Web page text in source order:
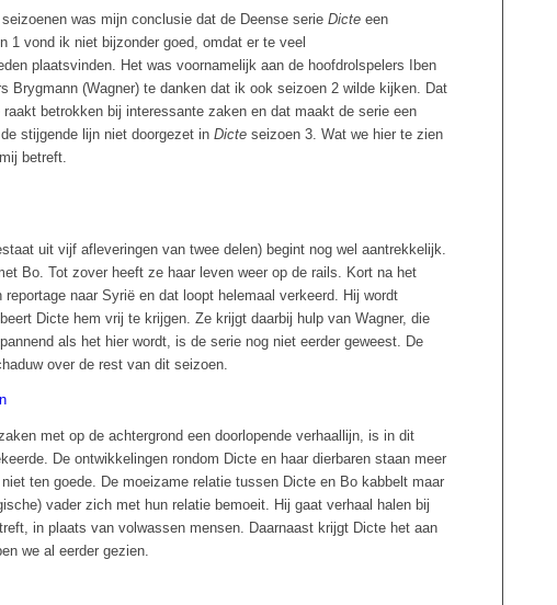
was mijn conclusie dat de Deense serie Dicte een
1 vond ik niet bijzonder goed, omdat er te veel
plaatsvinden. Het was voornamelijk aan de hoofdrolspelers Iben
Brygmann (Wagner) te danken dat ik ook seizoen 2 wilde kijken. Dat
betrokken bij interessante zaken en dat maakt de serie een
stijgende lijn niet doorgezet in Dicte seizoen 3. Wat we hier te zien
betreft.
uit vijf afleveringen van twee delen) begint nog wel aantrekkelijk.
Bo. Tot zover heeft ze haar leven weer op de rails. Kort na het
naar Syrië en dat loopt helemaal verkeerd. Hij wordt
Dicte hem vrij te krijgen. Ze krijgt daarbij hulp van Wagner, die
als het hier wordt, is de serie nog niet eerder geweest. De
over de rest van dit seizoen.
met op de achtergrond een doorlopende verhaallijn, is in dit
De ontwikkelingen rondom Dicte en haar dierbaren staan meer
ten goede. De moeizame relatie tussen Dicte en Bo kabbelt maar
vader zich met hun relatie bemoeit. Hij gaat verhaal halen bij
in plaats van volwassen mensen. Daarnaast krijgt Dicte het aan
we al eerder gezien.